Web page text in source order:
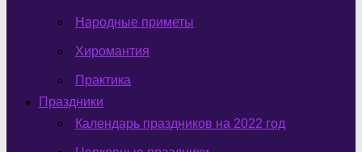
Народные приметы
Хиромантия
Практика
Праздники
Календарь праздников на 2022 год